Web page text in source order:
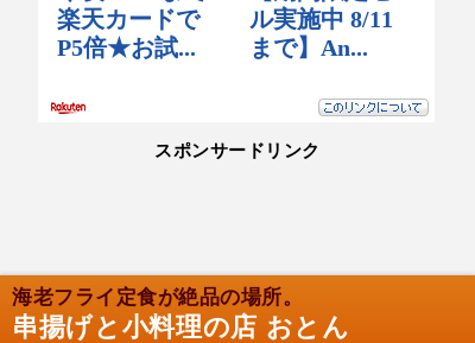
スポンサードリンク
海老フライ定食が絶品の場所。
串揚げと小料理の店 おとん